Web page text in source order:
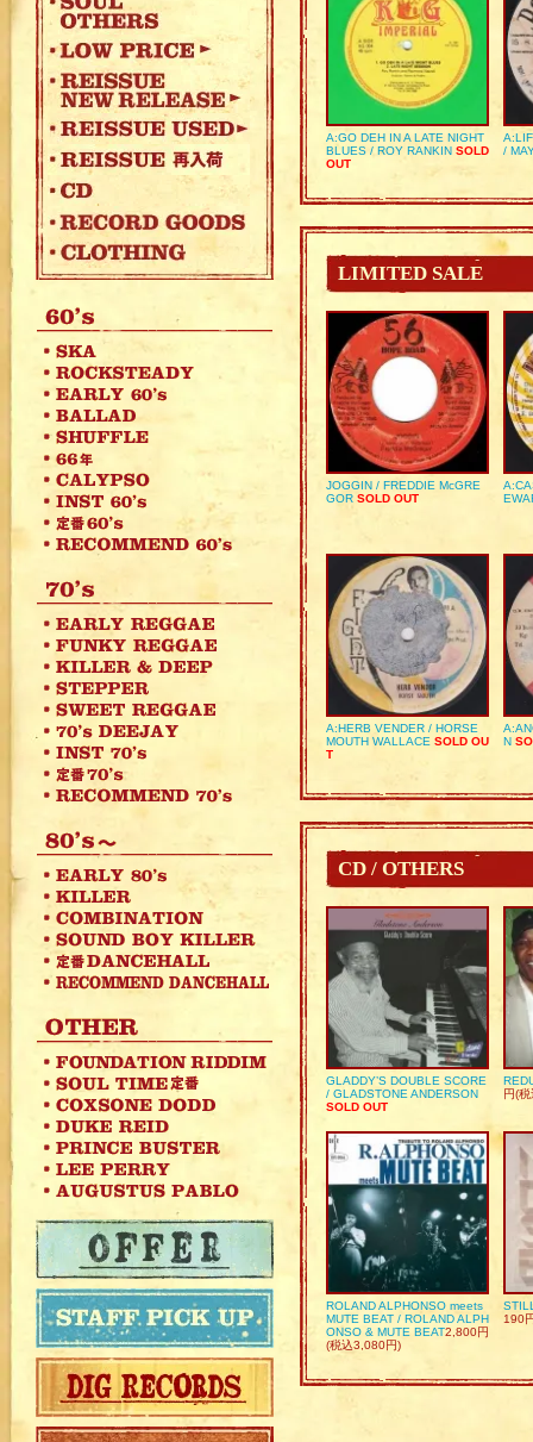
A:GO DEH IN A LATE NIGHT
BLUES / ROY RANKIN SOLD
OUT
/
LIMITED SALE
JOGGIN / FREDDIE McGRE
GOR SOLD OUT
A:HERB VENDER / HORSE
MOUTH WALLACE SOLD OU
T
N
CD / OTHERS
GLADDY’S DOUBLE SCORE
/ GLADSTONE ANDERSON
SOLD OUT
円(
ROLAND ALPHONSO meets
MUTE BEAT / ROLAND ALPH
ONSO & MUTE BEAT2,800円
(税込3,080円)
190